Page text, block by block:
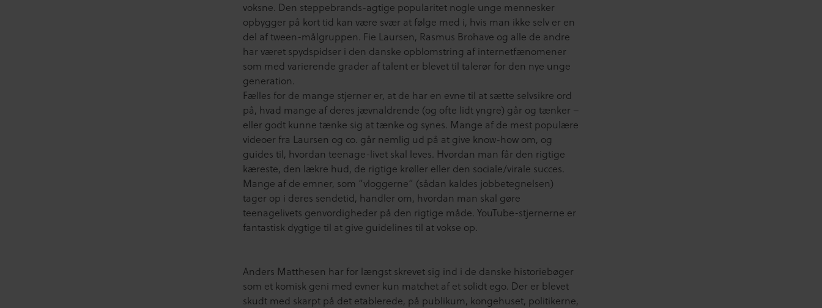
voksne. Den steppebrands-agtige popularitet nogle unge mennesker
opbygger på kort tid kan være svær at følge med i, hvis man ikke selv er en
del af tween-målgruppen. Fie Laursen, Rasmus Brohave og alle de andre
har været spydspidser i den danske opblomstring af internetfænomener
som med varierende grader af talent er blevet til talerør for den nye unge
generation.
Fælles for de mange stjerner er, at de har en evne til at sætte selvsikre ord
på, hvad mange af deres jævnaldrende (og ofte lidt yngre) går og tænker –
eller godt kunne tænke sig at tænke og synes. Mange af de mest populære
videoer fra Laursen og co. går nemlig ud på at give know-how om, og
guides til, hvordan teenage-livet skal leves. Hvordan man får den rigtige
kæreste, den lækre hud, de rigtige krøller eller den sociale/virale succes.
Mange af de emner, som “vloggerne” (sådan kaldes jobbetegnelsen)
tager op i deres sendetid, handler om, hvordan man skal gøre
teenagelivets genvordigheder på den rigtige måde. YouTube-stjernerne er
fantastisk dygtige til at give guidelines til at vokse op.
Anders Matthesen har for længst skrevet sig ind i de danske historiebøger
som et komisk geni med evner kun matchet af et solidt ego. Der er blevet
skudt med skarpt på det etablerede, på publikum, kongehuset, politikerne,